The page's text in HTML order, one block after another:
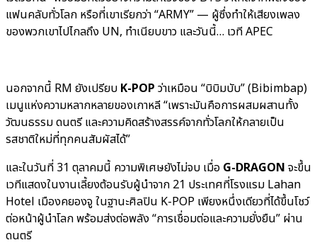
แฟนคลับทั่วโลก หรือที่เขาเรียกว่า “ARMY” — ผู้ซึ่งทำให้เสียงเพลง
ของพวกเขาไปไกลถึง UN, ทำเนียบขาว และวันนี้… เวที APEC
นอกจากนี้ RM ยังเปรียบ K-POP ว่าเหมือน “บิบิมบับ” (Bibimbap)
เมนูแห่งความหลากหลายของเกาหลี “เพราะมันคือการผสมผสานทั้ง
วัฒนธรรม ดนตรี และความคิดสร้างสรรค์จากทั่วโลกให้กลายเป็น
รสชาติใหม่ที่ทุกคนสัมผัสได้”
และในวันที่ 31 ตุลาคมนี้ ความพิเศษยังไม่จบ เมื่อ G-DRAGON จะขึ้น
เวทีแสดงในงานเลี้ยงต้อนรับผู้นำจาก 21 ประเทศที่โรงแรม Lahan
Hotel เมืองคยองจู ในฐานะศิลปิน K-POP เพียงหนึ่งเดียวที่ได้ขึ้นโชว์
ต่อหน้าผู้นำโลก พร้อมส่งต่อพลัง “การเชื่อมต่อและความยั่งยืน” ผ่าน
ดนตรี